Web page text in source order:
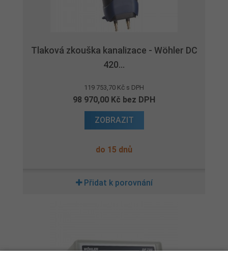
Tlaková zkouška kanalizace - Wöhler DC
420...
119 753,70 Kč s DPH
98 970,00 Kč bez DPH
ZOBRAZIT
do 15 dnů
Přidat k porovnání